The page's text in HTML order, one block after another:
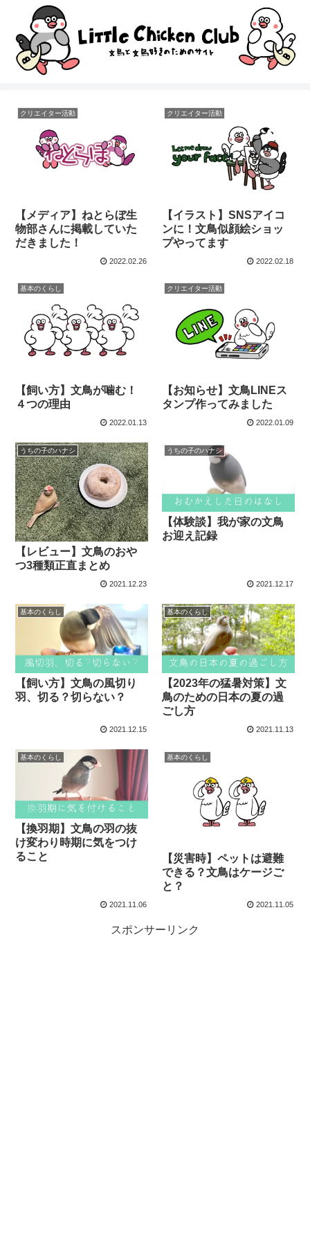
クリエイター活動
【メディア】ねとらぼ生
物部さんに掲載していた
だきました！
2022.02.26
クリエイター活動
【イラスト】SNSアイコ
ンに！文鳥似顔絵ショッ
プやってます
2022.02.18
基本のくらし
【飼い方】文鳥が噛む！
４つの理由
2022.01.13
クリエイター活動
【お知らせ】文鳥LINEス
タンプ作ってみました
2022.01.09
うちの子のハナシ
【レビュー】文鳥のおや
つ3種類正直まとめ
2021.12.23
うちの子のハナシ
【体験談】我が家の文鳥
お迎え記録
2021.12.17
基本のくらし
【飼い方】文鳥の風切り
羽、切る？切らない？
2021.12.15
基本のくらし
【2023年の猛暑対策】文
鳥のための日本の夏の過
ごし方
2021.11.13
基本のくらし
【換羽期】文鳥の羽の抜
け変わり時期に気をつけ
ること
2021.11.06
基本のくらし
【災害時】ペットは避難
できる？文鳥はケージご
と？
2021.11.05
スポンサーリンク